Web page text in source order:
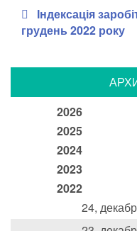
Індексація
грудень 2022 року
2026
2025
2024
2023
2022
24,